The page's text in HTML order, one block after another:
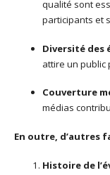
qualité sont
participants et
Diversité des
attire un public
Couverture
médias
En outre, d’autres
Histoire de